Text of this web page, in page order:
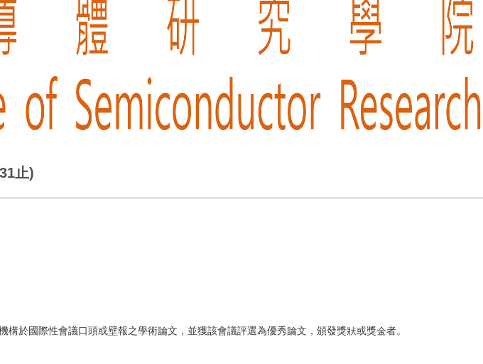
止)
於國際性會議口頭或壁報之學術論文，並獲該會議評選為優秀論文，頒發獎狀或獎金者。